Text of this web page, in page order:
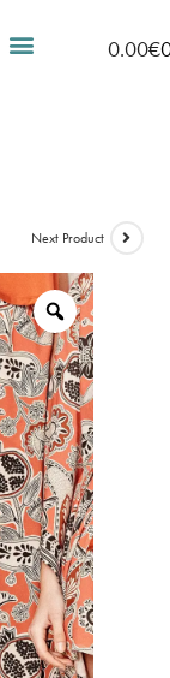
0.00€
Next Product